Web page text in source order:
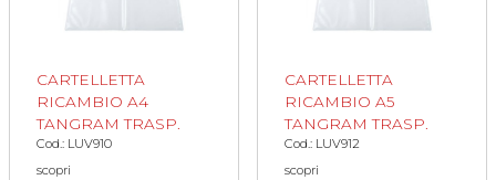
CARTELLETTA
RICAMBIO A4
TANGRAM TRASP.
Cod.: LUV910
scopri
CARTELLETTA
RICAMBIO A5
TANGRAM TRASP.
Cod.: LUV912
scopri